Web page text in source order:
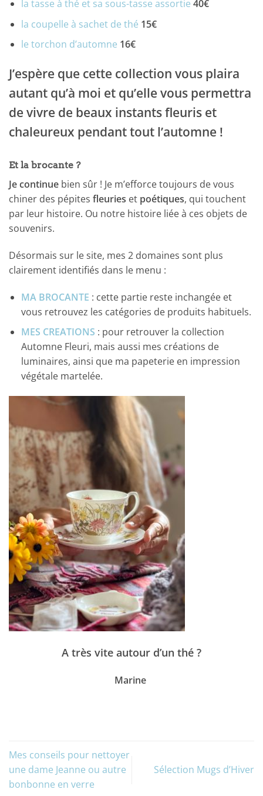
la tasse à thé et sa sous-tasse assortie 40€
la coupelle à sachet de thé 15€
le torchon d’automne 16€
J’espère que cette collection vous plaira
autant qu’à moi et qu’elle vous permettra
de vivre de beaux instants fleuris et
chaleureux pendant tout l’automne !
Et la brocante ?
Je continue bien sûr ! Je m’efforce toujours de vous
chiner des pépites fleuries et poétiques, qui touchent
par leur histoire. Ou notre histoire liée à ces objets de
souvenirs.
Désormais sur le site, mes 2 domaines sont plus
clairement identifiés dans le menu :
MA BROCANTE : cette partie reste inchangée et
vous retrouvez les catégories de produits habituels.
MES CREATIONS : pour retrouver la collection
Automne Fleuri, mais aussi mes créations de
luminaires, ainsi que ma papeterie en impression
végétale martelée.
A très vite autour d’un thé ?
Marine
Mes conseils pour nettoyer
une dame Jeanne ou autre
bonbonne en verre
Sélection Mugs d’Hiver